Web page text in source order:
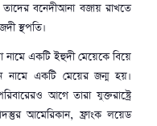
বনেদীআনা বজায় রাখতে
স্থপতি।
একটি ইহুদী মেয়েকে বিয়ে
একটি মেয়ের জন্ম হয়।
আগে তারা যুক্তরাষ্ট্রে
আমেরিকান, ফ্রাংক লয়েড